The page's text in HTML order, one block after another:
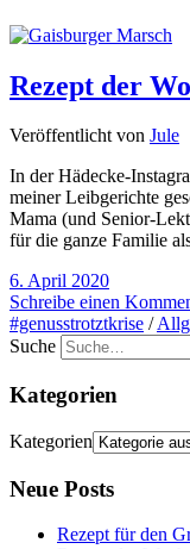
Rezept der
Veröffentlicht von Jule
In der Hädecke-
meiner Leibgerichte
Mama (und Senior-
für die ganze Familie
6. April 2020
Schreibe einen
#genusstrotztkrise /
Suche
Kategorien
Kategorien
Neue Posts
Rezept für den